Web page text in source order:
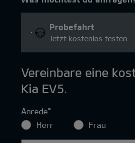
Probefahrt
Jetzt kostenlos testen
Vereinbare eine
Kia EV5.
Anrede*
Herr
Frau